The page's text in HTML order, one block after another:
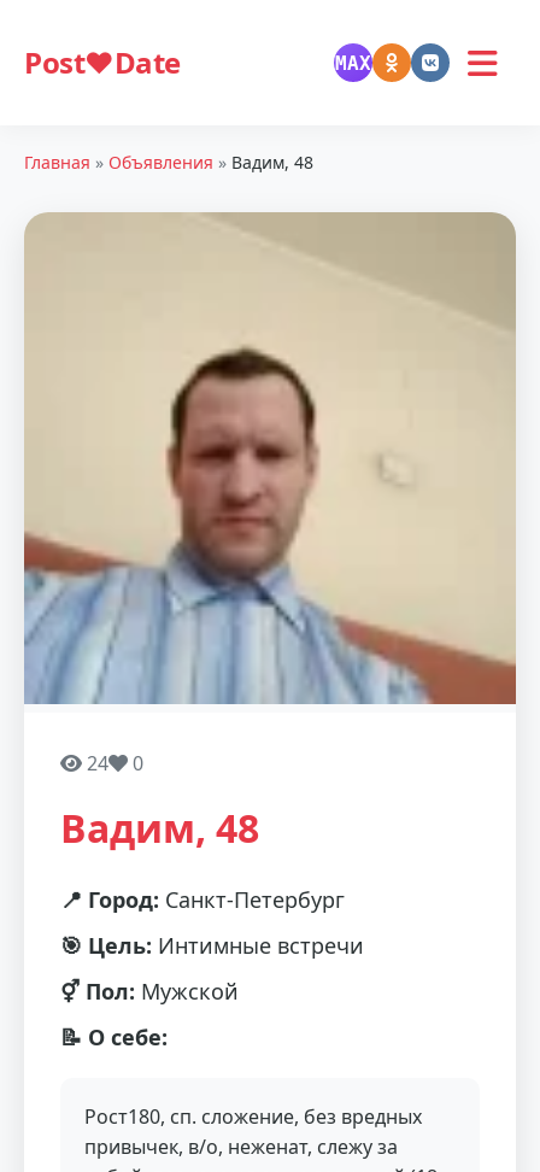
Post❤️Date MAX
Главная » Объявления » Вадим, 48
24 0
Вадим, 48
📍 Город: Санкт-Петербург
🎯 Цель: Интимные встречи
⚥ Пол: Мужской
📝 О себе:
Рост180, сп. сложение, без вредных
привычек, в/о, неженат, слежу за